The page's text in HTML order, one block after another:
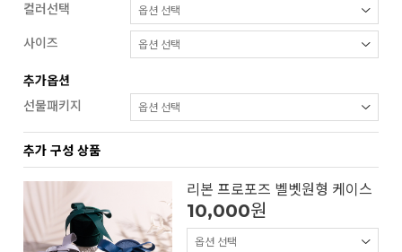
컬러선택
사이즈
추가옵션
선물패키지
추가 구성 상품
리본 프로포즈 벨벳원형 케이스
10,000원